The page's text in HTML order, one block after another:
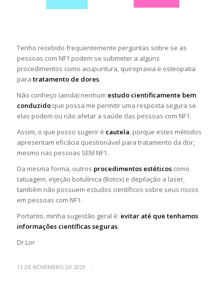
Tenho recebido frequentemente perguntas sobre se as
pessoas com NF1 podem se submeter a alguns
procedimentos como acupuntura, quiropraxia e osteopatia
para tratamento de dores.
Não conheço (ainda) nenhum estudo cientificamente bem
conduzidoque possa me permitir uma resposta segura se
elas podem ou não afetar a saúde das pessoas com NF1.
Assim, o que posso sugerir é cautela, porque estes métodos
apresentam eficácia questionável para tratamento da dor,
mesmo nas pessoas SEM NF1.
Da mesma forma, outros procedimentos estéticoscomo
tatuagem, injeção botulínica (Botox) e depilação a laser,
também não possuem estudos científicos sobre seus riscos
em pessoas com NF1.
Portanto, minha sugestão geral é: evitar até que tenhamos
informações científicas seguras.
Dr Lor
13 DE NOVEMBRO DE 2025 /